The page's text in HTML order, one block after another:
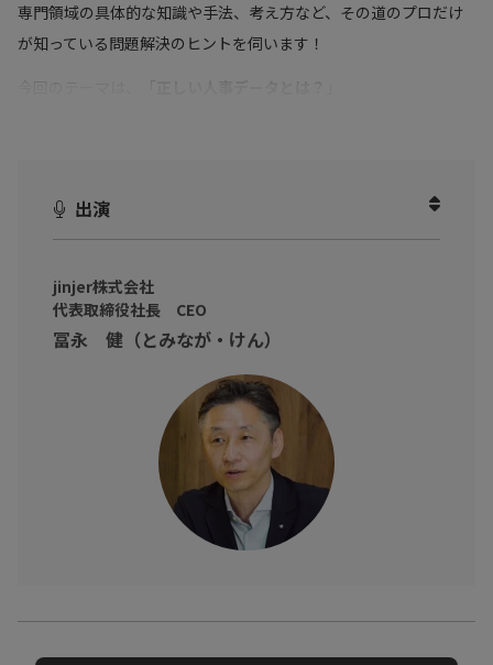
専門領域の具体的な知識や手法、考え方など、その道のプロだけ
が知っている問題解決のヒントを伺います！
しかし、実は活用する以前に人事データが「整備されていない」
現状があるんです。
ょうか？
本動画では、企業の人事データ整備に精通している冨永 健 氏（jin
jer株式会社 代表取締役社長 CEO）をお招きし、人事データの
整備方法や仕組みづくりについて、具体的に伺いました！
出演
jinjer株式会社
代表取締役社長 CEO
冨永 健（とみなが・けん）